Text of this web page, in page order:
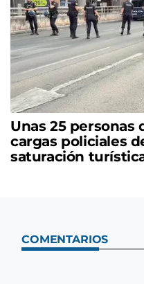
Unas 25 personas
cargas policiales
saturación
COMENTARIOS